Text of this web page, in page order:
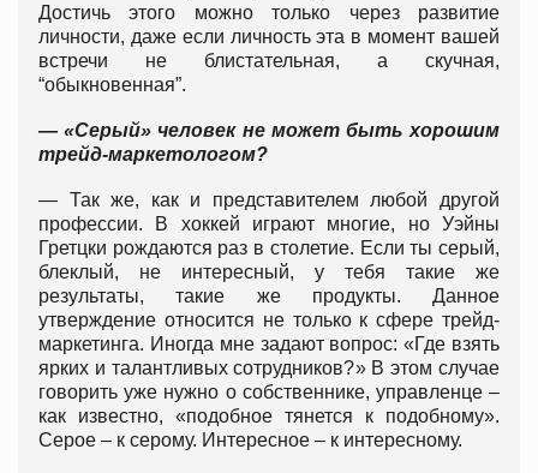
Достичь этого можно только через развитие
личности, даже если личность эта в момент вашей
встречи не блистательная, а скучная,
“обыкновенная”.
— «Серый» человек не может быть хорошим
трейд-маркетологом?
— Так же, как и представителем любой другой
профессии. В хоккей играют многие, но Уэйны
Гретцки рождаются раз в столетие. Если ты серый,
блеклый, не интересный, у тебя такие же
результаты, такие же продукты. Данное
утверждение относится не только к сфере трейд-
маркетинга. Иногда мне задают вопрос: «Где взять
ярких и талантливых сотрудников?» В этом случае
говорить уже нужно о собственнике, управленце –
как известно, «подобное тянется к подобному».
Серое – к серому. Интересное – к интересному.